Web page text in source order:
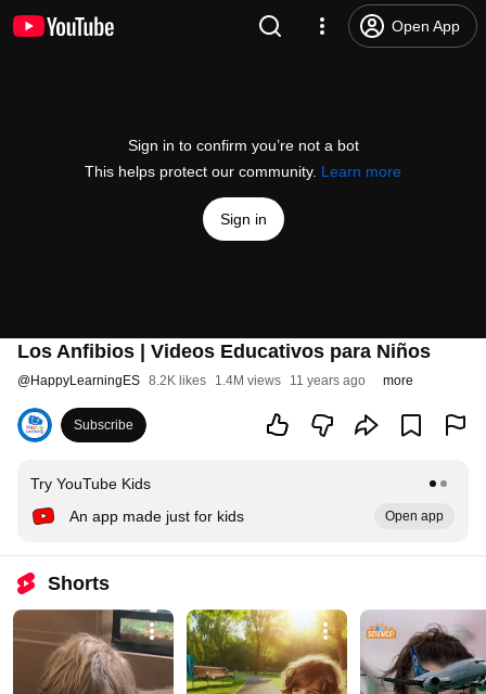
Open App
Sign in to confirm you’re not a bot
This helps protect our community. Learn more
Sign in
Los Anfibios | Videos Educativos para Niños
@HappyLearningES 8.2K likes 1.4M views 11 years ago more
Subscribe
Try YouTube Kids
An app made just for kids
Open app
Shorts